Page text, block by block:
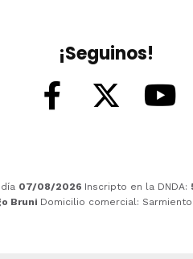
¡Seguinos!
07/08/2026 Inscripto en la DNDA:
Bruni Domicilio comercial: Sarmiento